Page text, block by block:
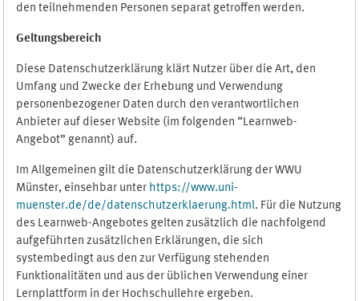
den teilnehmenden Personen separat getroffen werden.
Geltungsbereich
Diese Datenschutzerklärung klärt Nutzer über die Art, den
Umfang und Zwecke der Erhebung und Verwendung
personenbezogener Daten durch den verantwortlichen
Anbieter auf dieser Website (im folgenden “Learnweb-
Angebot” genannt) auf.
Im Allgemeinen gilt die Datenschutzerklärung der WWU
Münster, einsehbar unter https://www.uni-
muenster.de/de/datenschutzerklaerung.html. Für die Nutzung
des Learnweb-Angebotes gelten zusätzlich die nachfolgend
aufgeführten zusätzlichen Erklärungen, die sich
systembedingt aus den zur Verfügung stehenden
Funktionalitäten und aus der üblichen Verwendung einer
Lernplattform in der Hochschullehre ergeben.